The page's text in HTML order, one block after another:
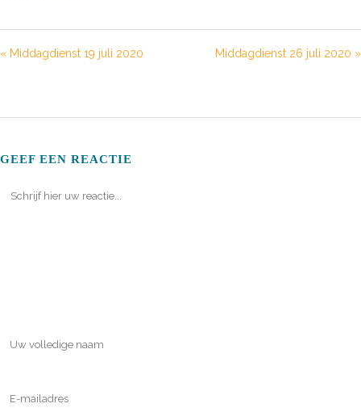
« Middagdienst 19 juli 2020 Middagdienst 26 juli 2020 »
GEEF EEN REACTIE